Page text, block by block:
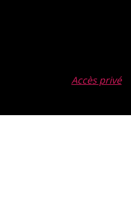
Accès privé